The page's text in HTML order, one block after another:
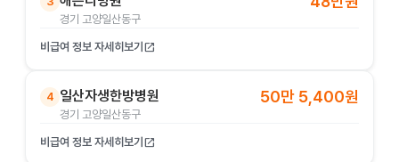
경기 고양일산동구
비급여 정보 자세히보기 open_in_new
4 일산자생한방병원
경기 고양일산동구
50만 5,400원
비급여 정보 자세히보기 open_in_new